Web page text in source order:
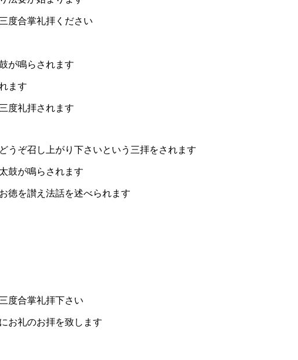
掌礼拝ください
らされます
す
拝されます
上がり下さいという三拝をされます
らされます
え法話を述べられます
掌礼拝下さい
拝を致します